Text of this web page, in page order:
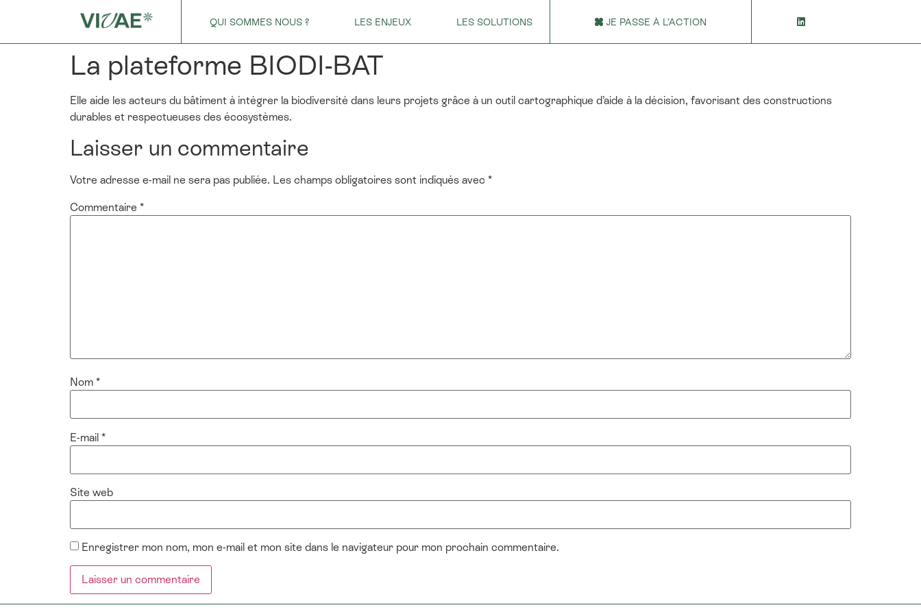
QUI SOMMES NOUS ? LES ENJEUX LES SOLUTIONS JE PASSE À L’ACTION
La plateforme BIODI-BAT
Elle aide les acteurs du bâtiment à intégrer la biodiversité dans leurs projets grâce à un outil cartographique d’aide à la décision, favorisant des constructions
durables et respectueuses des écosystèmes.
Laisser un commentaire
Votre adresse e-mail ne sera pas publiée. Les champs obligatoires sont indiqués avec *
Commentaire *
Nom *
E-mail *
Site web
Enregistrer mon nom, mon e-mail et mon site dans le navigateur pour mon prochain commentaire.